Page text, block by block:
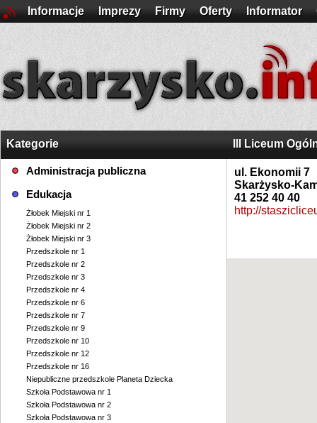
Informacje Imprezy Firmy Oferty Informator
Kategorie
Administracja publiczna
Edukacja
Żłobek Miejski nr 1
Żłobek Miejski nr 2
Żłobek Miejski nr 3
Przedszkole nr 1
Przedszkole nr 2
Przedszkole nr 3
Przedszkole nr 4
Przedszkole nr 6
Przedszkole nr 7
Przedszkole nr 9
Przedszkole nr 10
Przedszkole nr 12
Przedszkole nr 16
Niepubliczne przedszkole Planeta Dziecka
Szkoła Podstawowa nr 1
Szkoła Podstawowa nr 2
Szkoła Podstawowa nr 3
III Liceum
ul. Ekonomii 7
Skarżysko-
41 252 40 40
http://